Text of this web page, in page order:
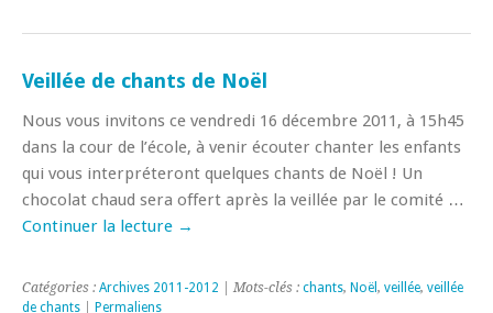
Veillée de chants de Noël
Nous vous invitons ce vendredi 16 décembre 2011, à 15h45
dans la cour de l’école, à venir écouter chanter les enfants
qui vous interpréteront quelques chants de Noël ! Un
chocolat chaud sera offert après la veillée par le comité …
Continuer la lecture →
Catégories : Archives 2011-2012 | Mots-clés : chants, Noël , veillée, veillée
de chants
Permaliens